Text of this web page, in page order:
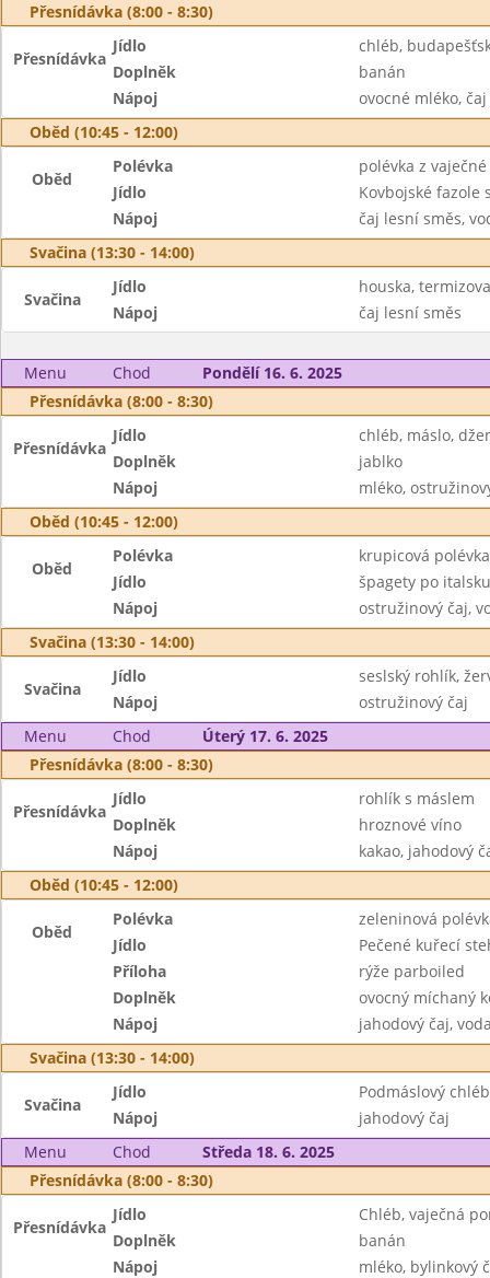
Přesnídávka (8:00 - 8:30)
Přesnídávka
Jídlo
chléb,
Doplněk
banán
Nápoj
ovocné mléko,
Oběd (10:45 - 12:00)
Oběd
Polévka
polévka z
Jídlo
Kovbojské fazole
Nápoj
čaj lesní směs,
Svačina (13:30 - 14:00)
Svačina
Jídlo
houska,
Nápoj
čaj lesní směs
Menu Chod
Pondělí 16. 6. 2025
Přesnídávka (8:00 - 8:30)
Přesnídávka
Jídlo
chléb, máslo,
Doplněk
jablko
Nápoj
mléko,
Oběd (10:45 - 12:00)
Oběd
Polévka
krupicová
Jídlo
špagety po
Nápoj
ostružinový čaj,
Svačina (13:30 - 14:00)
Svačina
Jídlo
seslský rohlík,
Nápoj
ostružinový čaj
Menu
Chod
Úterý 17. 6. 2025
Přesnídávka (8:00 - 8:30)
Přesnídávka
Jídlo
rohlík s máslem
Doplněk
hroznové víno
Nápoj
kakao, jahodový
Oběd (10:45 - 12:00)
Oběd
Polévka
zeleninová
Jídlo
Pečené kuřecí
Příloha
rýže parboiled
Doplněk
ovocný míchaný
Nápoj
jahodový čaj,
Svačina (13:30 - 14:00)
Svačina
Jídlo
Podmáslový
Nápoj
jahodový čaj
Menu
Chod
Středa 18. 6. 2025
Přesnídávka (8:00 - 8:30)
Přesnídávka
Jídlo
Chléb, vaječná
Doplněk
banán
Nápoj
mléko, bylinkový